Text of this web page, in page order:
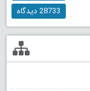
28733 دیدگاه